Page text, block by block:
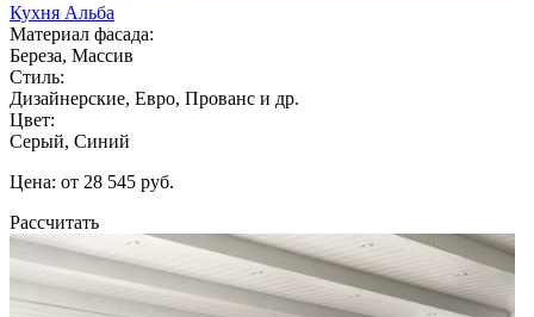
Кухня Альба
Материал фасада:
Береза, Массив
Стиль:
Дизайнерские, Евро, Прованс и др.
Цвет:
Серый, Синий
Цена: от 28 545 руб.
Рассчитать